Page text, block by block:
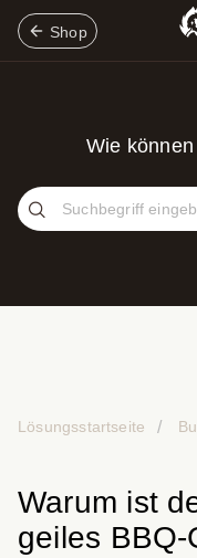
Shop
Wie
Lösungsstartseite
Warum ist
geiles BBQ-